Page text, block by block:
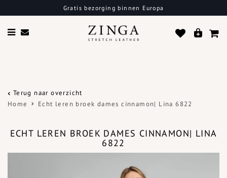
Gratis bezorging binnen Europa
Terug naar overzicht
Home
Echt leren broek dames cinnamon| Lina 6822
ECHT LEREN BROEK DAMES CINNAMON| LINA
6822